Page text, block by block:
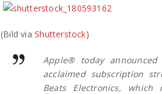
(Bild viaShutterstock)
Apple® today
acclaimed subscription
Beats Electronics, which